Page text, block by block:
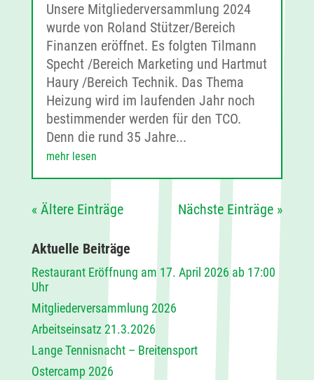
Unsere Mitgliederversammlung 2024
wurde von Roland Stützer/Bereich
Finanzen eröffnet. Es folgten Tilmann
Specht /Bereich Marketing und Hartmut
Haury /Bereich Technik. Das Thema
Heizung wird im laufenden Jahr noch
bestimmender werden für den TCO.
Denn die rund 35 Jahre...
mehr lesen
« Ältere Einträge Nächste Einträge »
Aktuelle Beiträge
Restaurant Eröffnung am 17. April 2026 ab 17:00
Uhr
Mitgliederversammlung 2026
Arbeitseinsatz 21.3.2026
Lange Tennisnacht – Breitensport
Ostercamp 2026